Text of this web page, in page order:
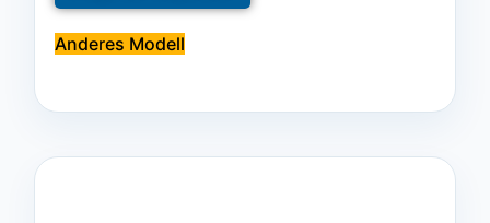
Anderes Modell